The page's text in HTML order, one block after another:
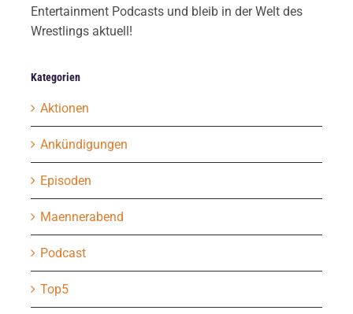
Entertainment Podcasts und bleib in der Welt des
Wrestlings aktuell!
Kategorien
Aktionen
Ankündigungen
Episoden
Maennerabend
Podcast
Top5